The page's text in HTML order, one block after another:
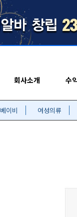
회사소개 수
베이비 여성의류